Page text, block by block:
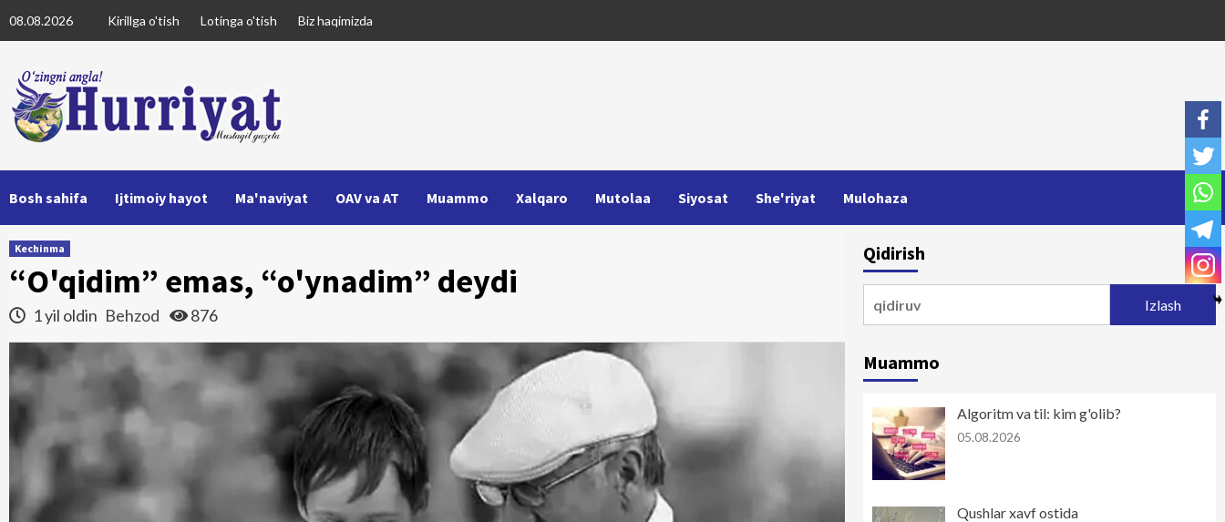
to
08.08.2026 Kirillga o'tish Lotinga o'tish Biz haqimizda
Bosh sahifa Ijtimoiy hayot Ma'naviyat OAV va AT Muammo Xalqaro Mutolaa Siyosat She'riyat Mulohaza
Kechinma
“O'qidim” emas, “o'ynadim” deydi
1 yil oldin Behzod 876
Qidirish
Muammo
Algoritm va til: kim g'olib?
05.08.2026
Qushlar xavf ostida